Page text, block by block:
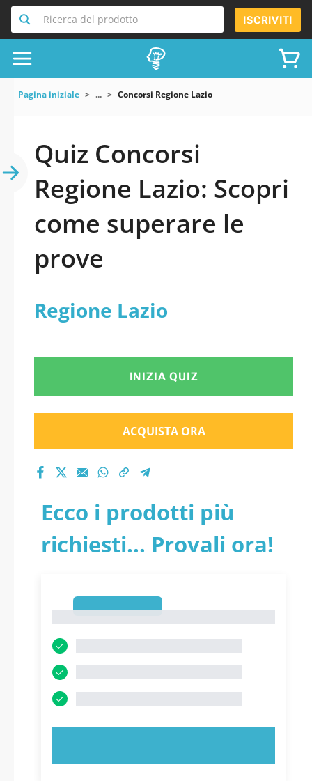
Ricerca del prodotto ISCRIVITI
Pagina iniziale ... Concorsi Regione Lazio
Quiz Concorsi
Regione Lazio: Scopri
come superare le
prove
Regione Lazio
INIZIA QUIZ
ACQUISTA ORA
Ecco i prodotti più
richiesti... Provali ora!